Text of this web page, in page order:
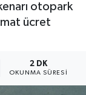
otopark
ücret
2 DK
OKUNMA SÜRESI